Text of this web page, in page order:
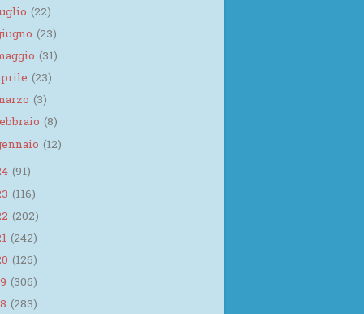
(22)
(23)
(31)
(23)
(3)
(8)
(12)
(91)
(116)
(202)
(242)
(126)
(306)
(283)